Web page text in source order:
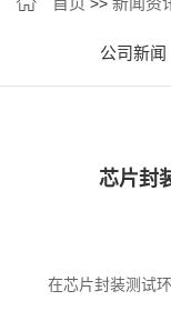
公司新闻
芯片封
在芯片封装测试